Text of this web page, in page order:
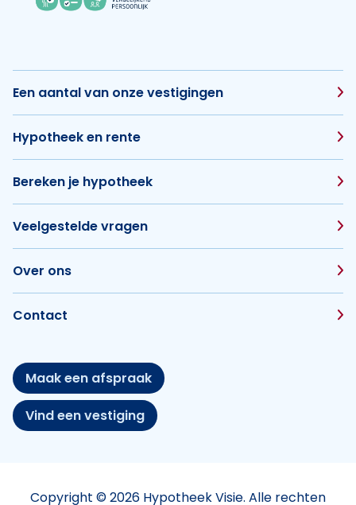
Een aantal van onze vestigingen
Hypotheek en rente
Bereken je hypotheek
Veelgestelde vragen
Over ons
Contact
Maak een afspraak
Vind een vestiging
Copyright © 2026 Hypotheek Visie. Alle rechten